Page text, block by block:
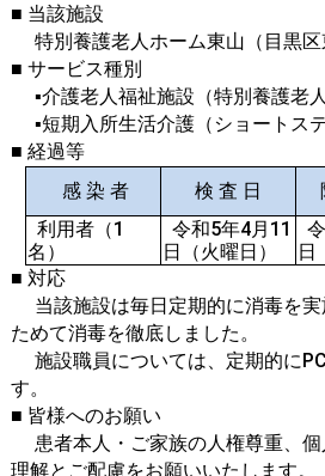
​■ 当該施設
特別養護老人ホーム東山（目黒区
■ サービス種別
▪介護老人福祉施設（特別養護老人
▪短期入所生活介護（ショートステ
■ 経過等
感 染 者​
検 査 日
利用者（1
名）
令和5年4月11
日（火曜日）
日
■ 対応
当該施設は毎日定期的に消毒を実
ためて消毒を徹底しました。
施設職員については、定期的に
す。
■ 皆様へのお願い
患者本人・ご家族の人権尊重、個
理解とご配慮をお願いいたします。